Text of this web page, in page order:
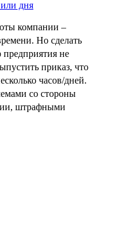
компании –
Но сделать
предприятия не
приказ, что
часов/дней.
со стороны
штрафными